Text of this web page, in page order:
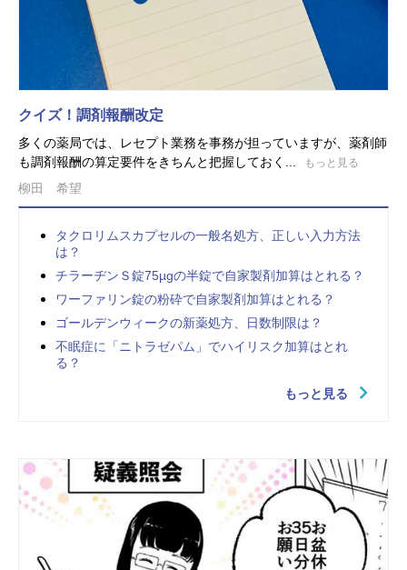
クイズ！調剤報酬改定
多くの薬局では、レセプト業務を事務が担っていますが、薬剤師
も調剤報酬の算定要件をきちんと把握しておく...
もっと見る
柳田 希望
タクロリムスカプセルの一般名処方、正しい入力方法
は？
チラーヂンＳ錠75µgの半錠で自家製剤加算はとれる？
ワーファリン錠の粉砕で自家製剤加算はとれる？
ゴールデンウィークの新薬処方、日数制限は？
不眠症に「ニトラゼパム」でハイリスク加算はとれ
る？
もっと見る